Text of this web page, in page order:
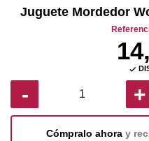
Juguete Mordedor

- +
Cómpralo ahora y